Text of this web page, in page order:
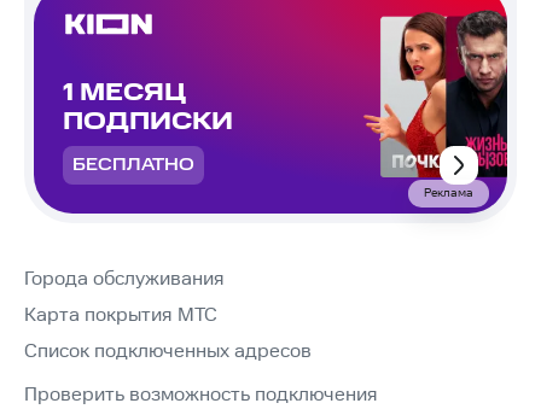
1 МЕСЯЦ
ПОДПИСКИ
БЕСПЛАТНО
Реклама
Города обслуживания
Карта покрытия МТС
Список подключенных адресов
Проверить возможность подключения